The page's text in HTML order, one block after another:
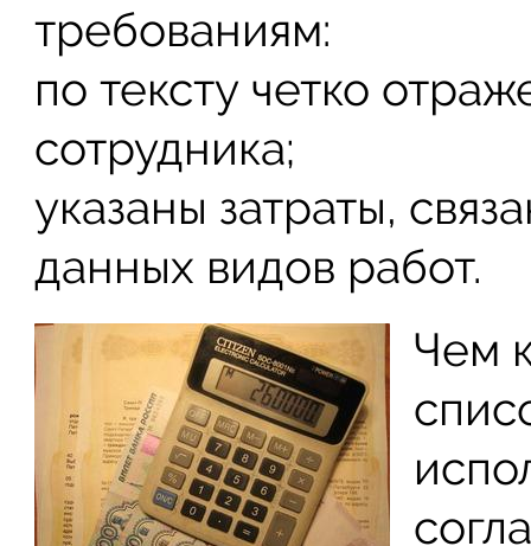
требованиям:
по тексту четко
сотрудника;
указаны затраты,
данных видов работ.
Чем